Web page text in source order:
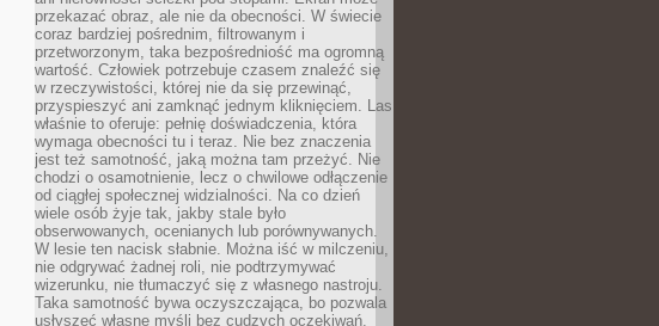
przekazać obraz, ale nie da obecności. W świecie
coraz bardziej pośrednim, filtrowanym i
przetworzonym, taka bezpośredniość ma ogromną
wartość. Człowiek potrzebuje czasem znaleźć się
w rzeczywistości, której nie da się przewinąć,
przyspieszyć ani zamknąć jednym kliknięciem. Las
właśnie to oferuje: pełnię doświadczenia, która
wymaga obecności tu i teraz. Nie bez znaczenia
jest też samotność, jaką można tam przeżyć. Nie
chodzi o osamotnienie, lecz o chwilowe odłączenie
od ciągłej społecznej widzialności. Na co dzień
wiele osób żyje tak, jakby stale było
obserwowanych, ocenianych lub porównywanych.
W lesie ten nacisk słabnie. Można iść w milczeniu,
nie odgrywać żadnej roli, nie podtrzymywać
wizerunku, nie tłumaczyć się z własnego nastroju.
Taka samotność bywa oczyszczająca, bo pozwala
usłyszeć własne myśli bez cudzych oczekiwań.